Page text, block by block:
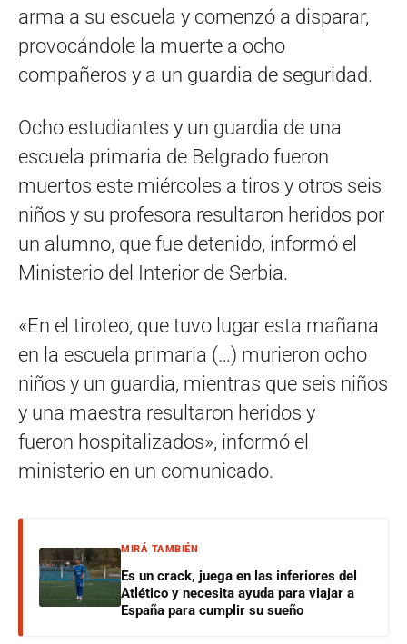
arma a su escuela y comenzó a disparar,
provocándole la muerte a ocho
compañeros y a un guardia de seguridad.
Ocho estudiantes y un guardia de una
escuela primaria de Belgrado fueron
muertos este miércoles a tiros y otros seis
niños y su profesora resultaron heridos por
un alumno, que fue detenido, informó el
Ministerio del Interior de Serbia.
«En el tiroteo, que tuvo lugar esta mañana
en la escuela primaria (…) murieron ocho
niños y un guardia, mientras que seis niños
y una maestra resultaron heridos y
fueron hospitalizados», informó el
ministerio en un comunicado.
MIRÁ TAMBIÉN
Es un crack, juega en las inferiores del
Atlético y necesita ayuda para viajar a
España para cumplir su sueño